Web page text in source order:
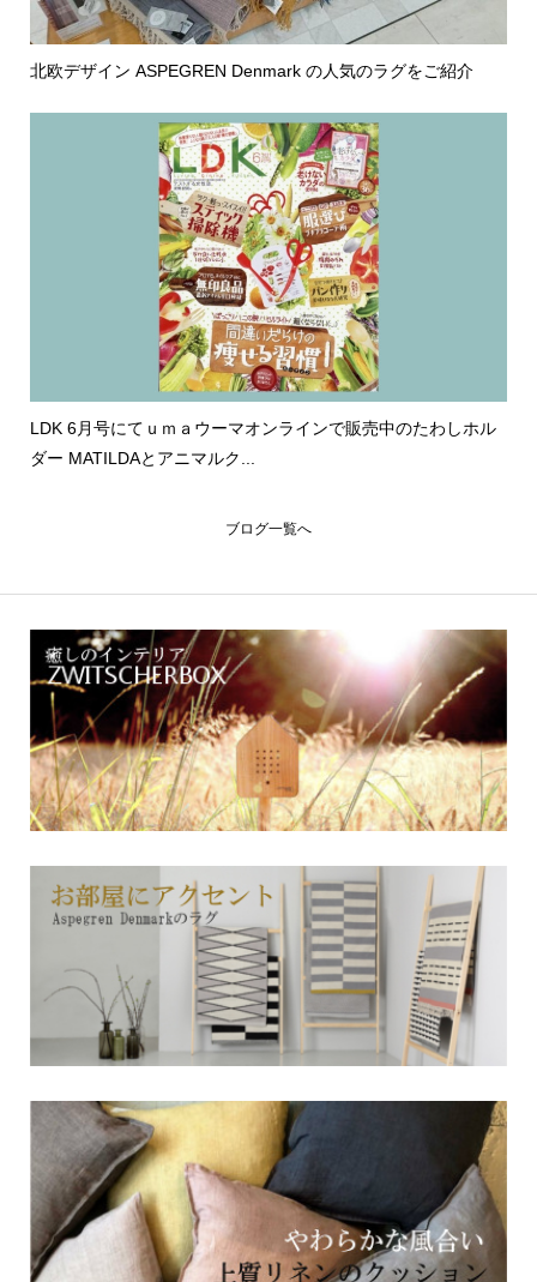
北欧デザイン ASPEGREN Denmark の人気のラグをご紹介
LDK 6月号にてｕｍａウーマオンラインで販売中のたわしホル
ダー MATILDAとアニマルク...
ブログ一覧へ